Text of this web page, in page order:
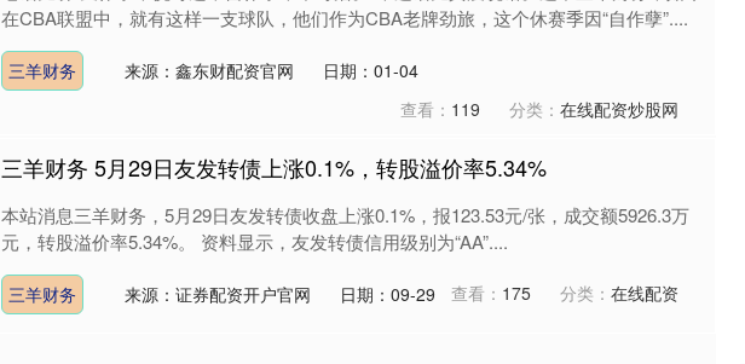
在CBA联盟中，就有这样一支球队，他们作为CBA老牌劲旅，这个休赛季因“自作孽”....
三羊财务 来源：鑫东财配资官网
日期：01-04
查看： 119 分类： 在线配资炒股网
三羊财务 5月29日友发转债上涨0.1%，转股溢价率5.34%
本站消息三羊财务，5月29日友发转债收盘上涨0.1%，报123.53元/张，成交额5926.3万
元，转股溢价率5.34%。 资料显示，友发转债信用级别为“AA”....
三羊财务 来源：证券配资开户官网 日期：09-29 查看： 175 分类： 在线配资